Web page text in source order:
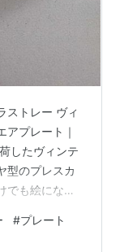
ストレー ヴィ
アプレート｜
したヴィンテ
型のプレスカ
でも絵になり
ィンテージ代
ガラストレー
#プレート